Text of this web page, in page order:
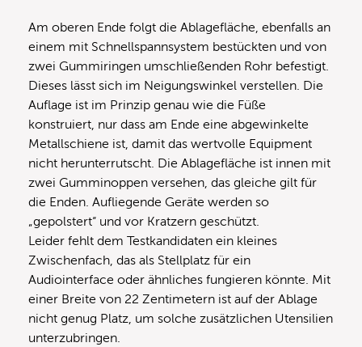
Am oberen Ende folgt die Ablagefläche, ebenfalls an
einem mit Schnellspannsystem bestückten und von
zwei Gummiringen umschließenden Rohr befestigt.
Dieses lässt sich im Neigungswinkel verstellen. Die
Auflage ist im Prinzip genau wie die Füße
konstruiert, nur dass am Ende eine abgewinkelte
Metallschiene ist, damit das wertvolle Equipment
nicht herunterrutscht. Die Ablagefläche ist innen mit
zwei Gumminoppen versehen, das gleiche gilt für
die Enden. Aufliegende Geräte werden so
„gepolstert“ und vor Kratzern geschützt.
Leider fehlt dem Testkandidaten ein kleines
Zwischenfach, das als Stellplatz für ein
Audiointerface oder ähnliches fungieren könnte. Mit
einer Breite von 22 Zentimetern ist auf der Ablage
nicht genug Platz, um solche zusätzlichen Utensilien
unterzubringen.